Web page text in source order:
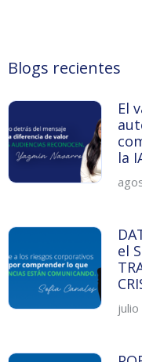
Blogs recientes
El
la
el